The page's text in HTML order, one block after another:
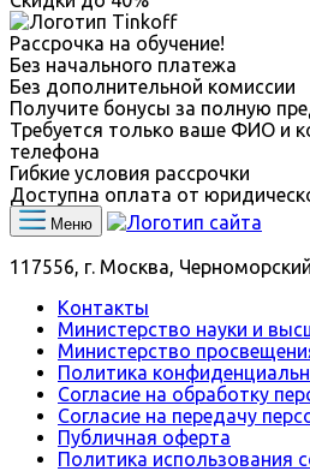
Рассрочка на обучение!
Без начального платежа
Без дополнительной комиссии
Получите бонусы за полную
Требуется только ваше ФИО и
телефона
Гибкие условия рассрочки
Доступна оплата от
Меню
117556, г. Москва,
Контакты
Министерство науки и
Министерство
Политика
Согласие на обработку
Согласие на передачу
Публичная оферта
Политика использования